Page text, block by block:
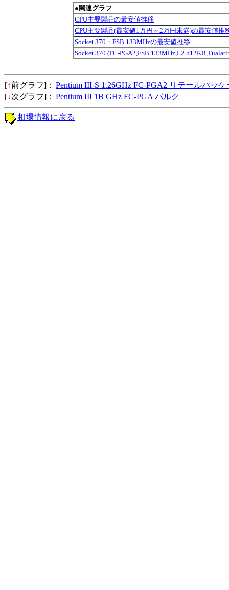
●関連グラフ
CPU主要製品の最安値推移
CPU主要製品(最安値1万円～2万円未満)の最安値推
Socket 370・FSB 133MHzの最安値推移
Socket 370 (FC-PGA2,FSB 133MHz,L2
[↑前グラフ]： Pentium III-S 1.26GHz FC-PGA2 リテールパッケ
[↓次グラフ]： Pentium III 1B GHz FC-PGA バルク
相場情報に戻る